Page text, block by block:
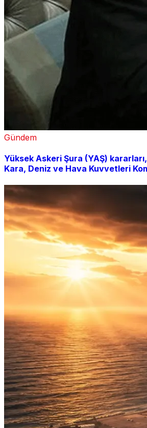
Gündem
Yüksek Askeri Şura (YAŞ)
Kara, Deniz ve Hava Kuvvetleri